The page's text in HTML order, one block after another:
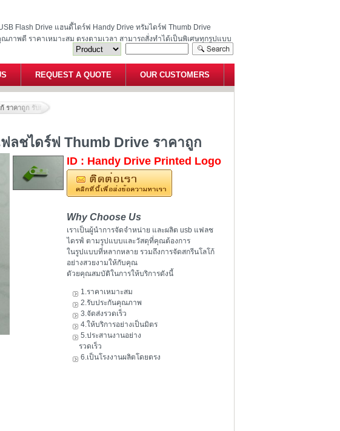
Flash Drive แฮนดี้ไดร์ฟ Handy Drive ทรัมไดร์ฟ Thumb Drive
ภาพดี ราคาเหมาะสม ตรงตามเวลา สามารถสั่งทำได้เป็นพิเศษทุกรูปแบบ
REQUEST A QUOTE OUR CUSTOMERS
ราคาถูก รับผลิต แฟลชไดร์ฟ Thumb Drive ราคาถูก
ลชไดร์ฟ Thumb Drive ราคาถูก
ID : Handy Drive Printed Logo
Why Choose Us
เราเป็นผู้นำการจัดจำหน่าย และผลิต usb แฟลช
ไดรฟ์ ตามรูปแบบและวัสดุที่คุณต้องการ
ในรูปแบบที่หลากหลาย รวมถึงการจัดสกรีนโลโก้
อย่างสวยงามให้กับคุณ
ดัวยคุณสมบัติในการให้บริการดังนี้
1.ราคาเหมาะสม
2.รับประกันคุณภาพ
3.จัดส่งรวดเร็ว
4.ให้บริการอย่างเป็นมิตร
5.ประสานงานอย่าง
รวดเร็ว
6.เป็นโรงงานผลิตโดยตรง